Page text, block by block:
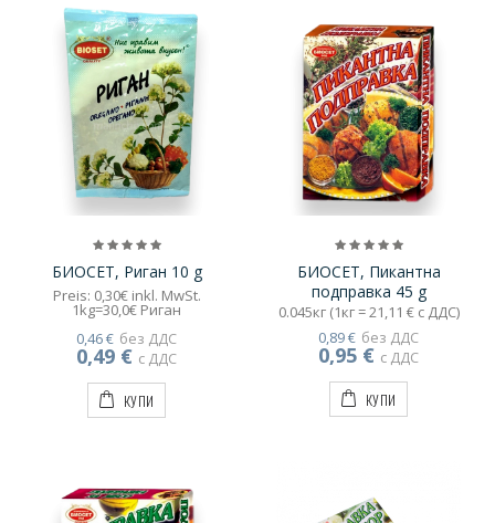
БИОСЕТ, Риган 10 g
Preis: 0,30€ inkl. MwSt.
1kg=30,0€ Риган
без ДДС
0,46 €
с ДДС
0,49 €
КУПИ
БИОСЕТ, Пикантна
подправка 45 g
0.045кг (1кг = 21,11 € с ДДС)
без ДДС
0,89 €
с ДДС
0,95 €
КУПИ